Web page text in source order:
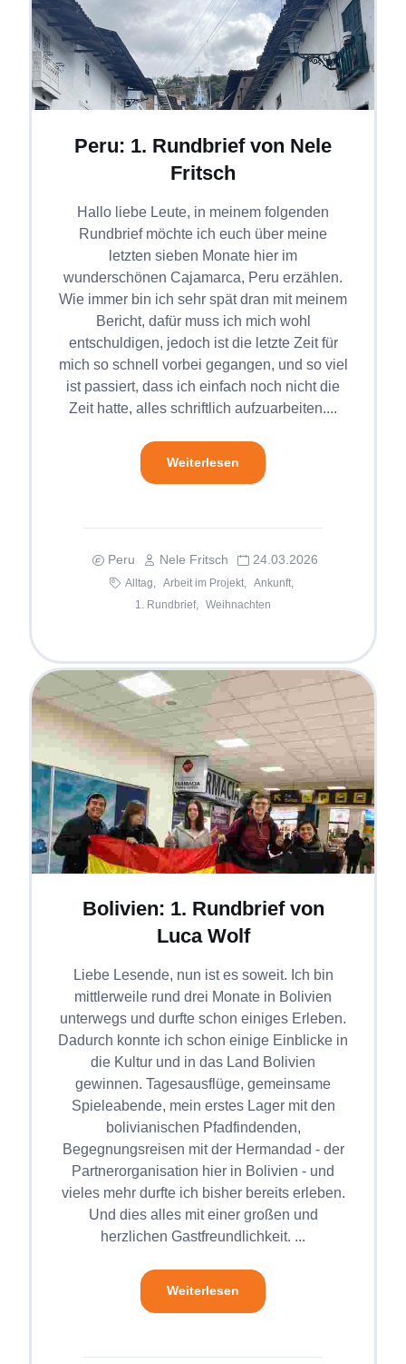
Peru: 1. Rundbrief von Nele
Fritsch
Hallo liebe Leute, in meinem folgenden
Rundbrief möchte ich euch über meine
letzten sieben Monate hier im
wunderschönen Cajamarca, Peru erzählen.
Wie immer bin ich sehr spät dran mit meinem
Bericht, dafür muss ich mich wohl
entschuldigen, jedoch ist die letzte Zeit für
mich so schnell vorbei gegangen, und so viel
ist passiert, dass ich einfach noch nicht die
Zeit hatte, alles schriftlich aufzuarbeiten....
Weiterlesen
Peru Nele Fritsch 24.03.2026
Alltag, Arbeit im Projekt, Ankunft,
1. Rundbrief, Weihnachten
Bolivien: 1. Rundbrief von
Luca Wolf
Liebe Lesende, nun ist es soweit. Ich bin
mittlerweile rund drei Monate in Bolivien
unterwegs und durfte schon einiges Erleben.
Dadurch konnte ich schon einige Einblicke in
die Kultur und in das Land Bolivien
gewinnen. Tagesausflüge, gemeinsame
Spieleabende, mein erstes Lager mit den
bolivianischen Pfadfindenden,
Begegnungsreisen mit der Hermandad - der
Partnerorganisation hier in Bolivien - und
vieles mehr durfte ich bisher bereits erleben.
Und dies alles mit einer großen und
herzlichen Gastfreundlichkeit. ...
Weiterlesen